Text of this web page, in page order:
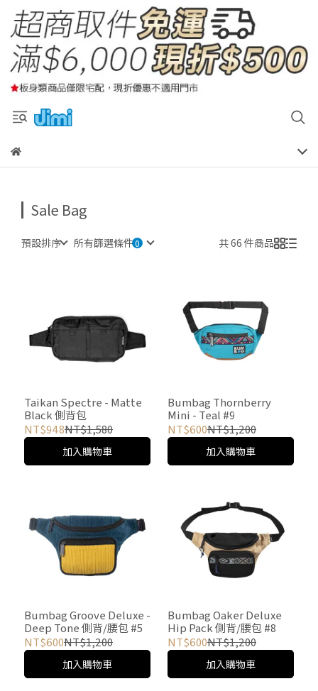
Sale Bag
預設排序 所有篩選條件 共 66 件商品
Taikan Spectre - Matte
Black 側背包
NT$948NT$1,580
加入購物車
Bumbag Thornberry
Mini - Teal #9
NT$600NT$1,200
加入購物車
Bumbag Groove Deluxe -
Deep Tone 側背/腰包 #5
NT$600NT$1,200
加入購物車
Bumbag Oaker Deluxe
Hip Pack 側背/腰包 #8
NT$600NT$1,200
加入購物車